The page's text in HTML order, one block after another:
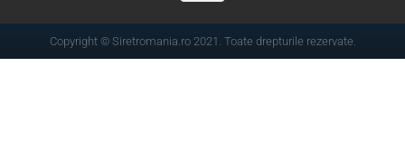
Copyright © Siretromania.ro 2021. Toate drepturile rezervate.